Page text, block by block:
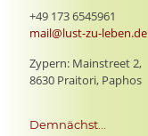
+49 173 6545961
mail@lust-zu-leben.de
Zypern: Mainstreet 2,
8630 Praitori, Paphos
Demnächst...